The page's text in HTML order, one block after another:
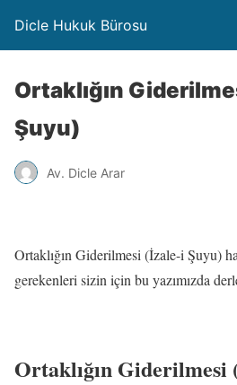
Dicle Hukuk Bürosu
Ortaklığın
Şuyu)
Av. Dicle Arar
Ortaklığın Giderilmesi (İzale-i Şuyu)
gerekenleri sizin için bu yazımızda
Ortaklığın Giderilmesi